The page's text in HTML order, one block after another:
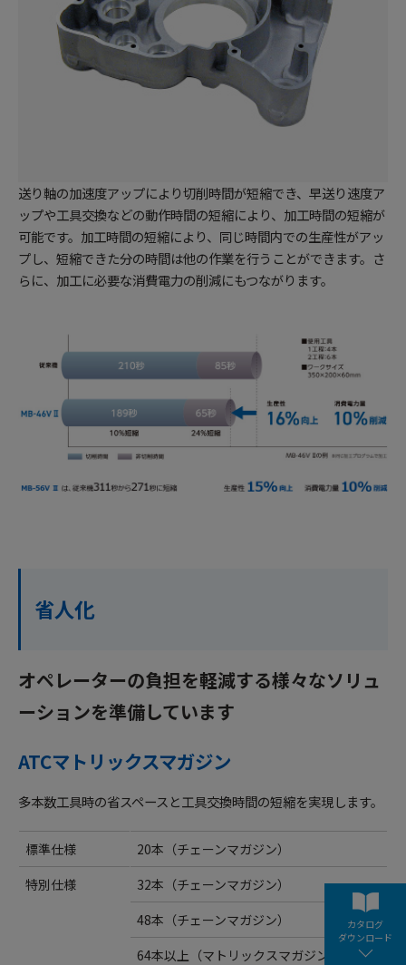
送り軸の加速度アップにより切削時間が短縮でき、早送り速度ア
ップや工具交換などの動作時間の短縮により、加工時間の短縮が
可能です。加工時間の短縮により、同じ時間内での生産性がアッ
プし、短縮できた分の時間は他の作業を行うことができます。さ
らに、加工に必要な消費電力の削減にもつながります。
省人化
オペレーターの負担を軽減する様々なソリュ
ーションを準備しています
ATCマトリックスマガジン
多本数工具時の省スペースと工具交換時間の短縮を実現します。
標準仕様
20本（チェーンマガジン）
特別仕様
32本（チェーンマガジン）
48本（チェーンマガジン）
64本以上（マトリックスマガジン）
カタログ
ダウンロード